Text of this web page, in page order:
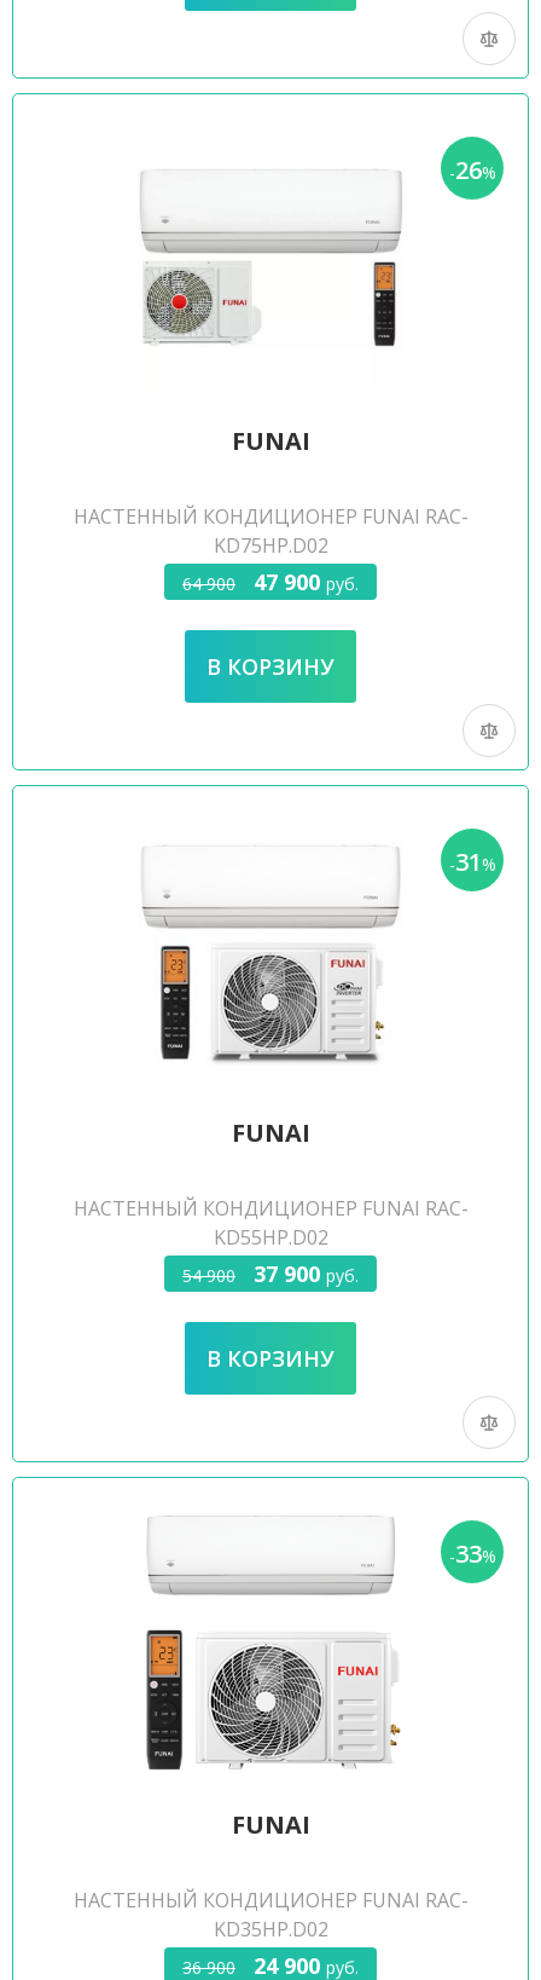
-26%
FUNAI
НАСТЕННЫЙ КОНДИЦИОНЕР FUNAI RAC-
KD75HP.D02
64 900 47 900 руб.
-31%
FUNAI
НАСТЕННЫЙ КОНДИЦИОНЕР FUNAI RAC-
KD55HP.D02
54 900 37 900 руб.
-33%
FUNAI
НАСТЕННЫЙ КОНДИЦИОНЕР FUNAI RAC-
KD35HP.D02
36 900 24 900 руб.